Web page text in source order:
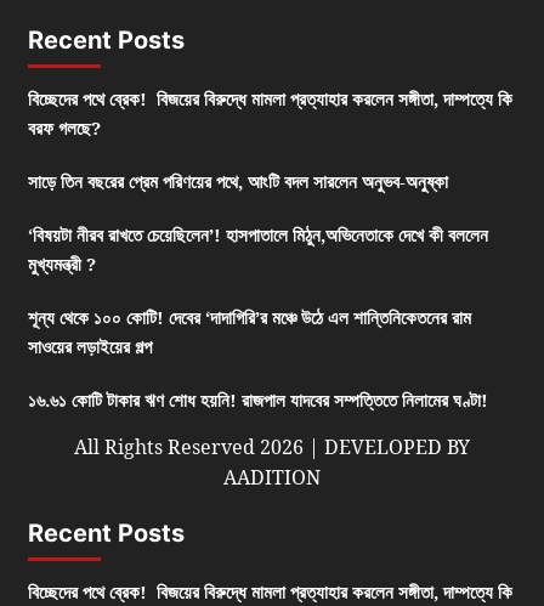
Recent Posts
বিচ্ছেদের পথে ব্রেক! বিজয়ের বিরুদ্ধে মামলা প্রত্যাহার করলেন সঙ্গীতা, দাম্পত্যে কি
বরফ গলছে?
সাড়ে তিন বছরের প্রেম পরিণয়ের পথে, আংটি বদল সারলেন অনুভব-অনুষ্কা
‘বিষয়টা নীরব রাখতে চেয়েছিলেন’! হাসপাতালে মিঠুন,অভিনেতাকে দেখে কী বললেন
মুখ্যমন্ত্রী ?
শূন্য থেকে ১০০ কোটি! দেবের ‘দাদাগিরি’র মঞ্চে উঠে এল শান্তিনিকেতনের রাম
সাওয়ের লড়াইয়ের গল্প
১৬.৬১ কোটি টাকার ঋণ শোধ হয়নি! রাজপাল যাদবের সম্পত্তিতে নিলামের ঘণ্টা!
All Rights Reserved 2026 | DEVELOPED BY
AADITION
Recent Posts
বিচ্ছেদের পথে ব্রেক! বিজয়ের বিরুদ্ধে মামলা প্রত্যাহার করলেন সঙ্গীতা, দাম্পত্যে কি